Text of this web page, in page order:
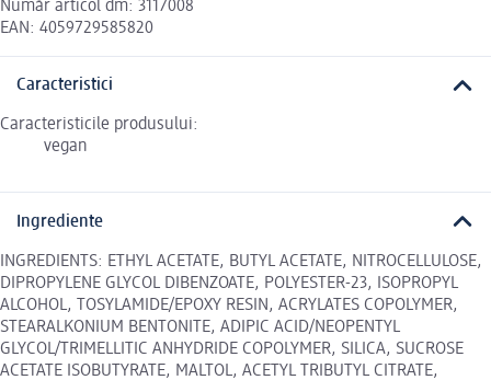
Număr articol dm: 3117008
EAN: 4059729585820
Caracteristici
Caracteristicile produsului:
vegan
Ingrediente
INGREDIENTS: ETHYL ACETATE, BUTYL ACETATE, NITROCELLULOSE,
DIPROPYLENE GLYCOL DIBENZOATE, POLYESTER-23, ISOPROPYL
ALCOHOL, TOSYLAMIDE/EPOXY RESIN, ACRYLATES COPOLYMER,
STEARALKONIUM BENTONITE, ADIPIC ACID/NEOPENTYL
GLYCOL/TRIMELLITIC ANHYDRIDE COPOLYMER, SILICA, SUCROSE
ACETATE ISOBUTYRATE, MALTOL, ACETYL TRIBUTYL CITRATE,